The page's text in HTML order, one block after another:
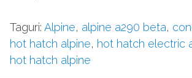
Taguri: Alpine, alpine a290 beta,
hot hatch alpine, hot hatch electric
hot hatch alpine